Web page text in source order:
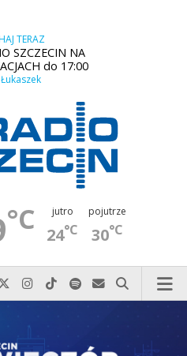
TERAZ
SZCZECIN NA
do 17:00
°C jutro
24°C
pojutrze
30°C
po prostu do nas zadzwoń
nas na Facebook-u
Odwiedź nas na X
Odwiedź nas na Instagram-ie
Odwiedź nas na TikTok-u
Szukaj nas na Spotify
Wyślij do nas
Szukaj